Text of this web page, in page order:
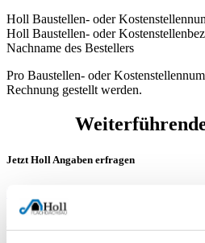
Holl Baustellen- oder
Holl Baustellen- oder
Nachname des Bestellers
Pro Baustellen- oder
Rechnung gestellt werden.
Jetzt Holl Angaben erfragen